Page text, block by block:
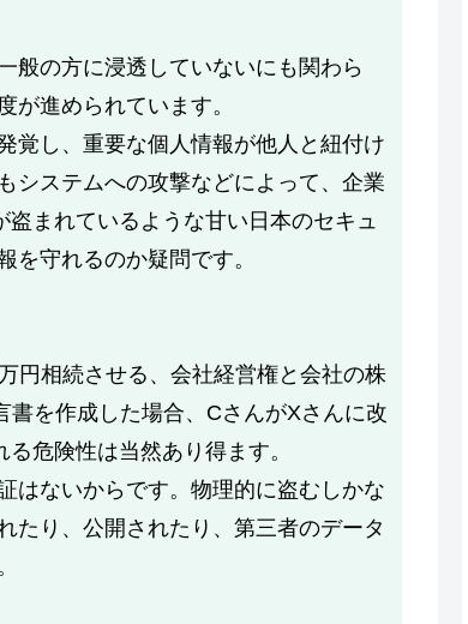
般の方に浸透していないにも関わら
が進められています。
覚し、重要な個人情報が他人と紐付け
システムへの攻撃などによって、企業
まれているような甘い日本のセキュ
を守れるのか疑問です。
円相続させる、会社経営権と会社の株
を作成した場合、CさんがXさんに改
危険性は当然あり得ます。
はないからです。物理的に盗むしかな
たり、公開されたり、第三者のデータ